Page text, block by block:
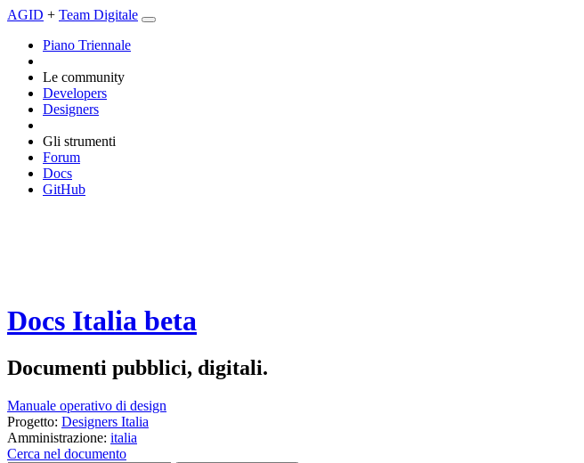
AGID + Team Digitale
Piano Triennale
Le community
Developers
Designers
Gli strumenti
Forum
Docs
GitHub
Docs Italia beta
Documenti pubblici, digitali.
Manuale operativo di design
Progetto: Designers Italia
Amministrazione: italia
Cerca nel documento